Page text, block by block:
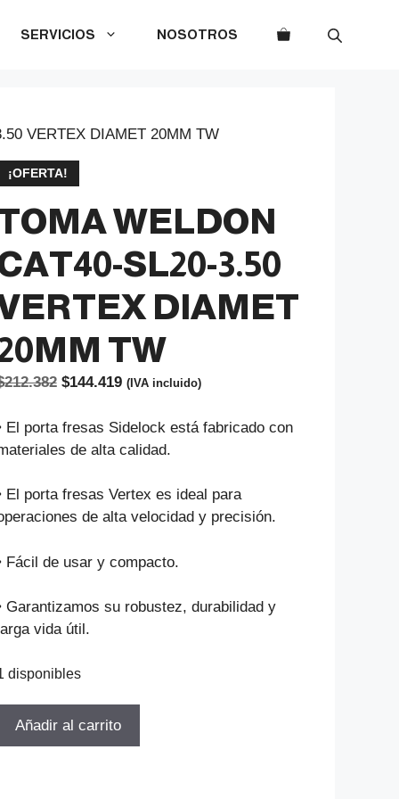
SERVICIOS NOSOTROS
VERTEX DIAMET 20MM TW
¡OFERTA!
WELDON
SL20-3.50
DIAMET
TW
212.382 El
original
era:
$144.419El
actual
es:
(IVA incluido)
El porta fresas Sidelock está fabricado con
de alta calidad.
El porta fresas Vertex es ideal para
de alta velocidad y precisión.
Fácil de usar y compacto.
Garantizamos su robustez, durabilidad y
vida útil.
disponibles
Añadir al carrito